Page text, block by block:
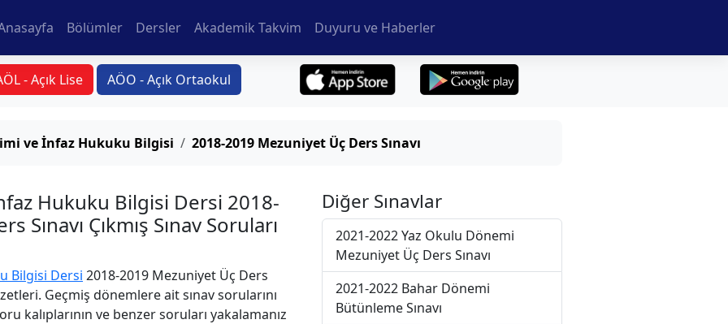
Bölümler Dersler Akademik Takvim Duyuru ve Haberler
- Açık Lise AÖO - Açık Ortaokul
ve İnfaz Hukuku Bilgisi 2018-2019 Mezuniyet Üç Ders Sınavı
Hukuku Bilgisi Dersi 2018-
Çıkmış Sınav Soruları
Bilgisi Dersi 2018-2019 Mezuniyet Üç Ders
Geçmiş dönemlere ait sınav sorularını
kalıplarının ve benzer soruları yakalamanız
Diğer Sınavlar
2021-2022 Yaz Okulu Dönemi
Mezuniyet Üç Ders Sınavı
2021-2022 Bahar Dönemi
Bütünleme Sınavı